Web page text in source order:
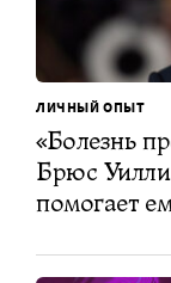
ЛИЧНЫЙ ОПЫТ
«Болезнь
Брюс
помогает